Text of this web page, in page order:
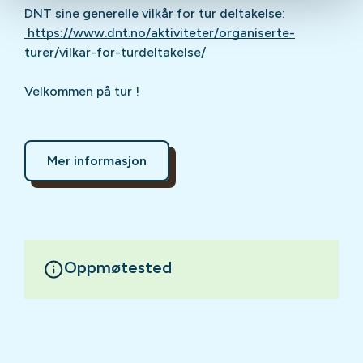
DNT sine generelle vilkår for tur deltakelse:
https://www.dnt.no/aktiviteter/organiserte-
turer/vilkar-for-turdeltakelse/
Velkommen på tur !
Mer informasjon
Oppmøtested